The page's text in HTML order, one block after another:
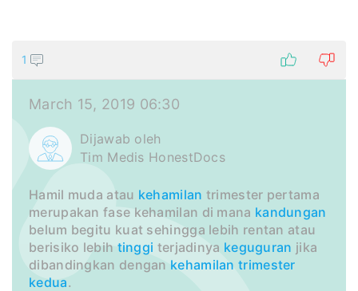
1
March 15, 2019 06:30
Dijawab oleh
Tim Medis HonestDocs
Hamil muda atau kehamilan trimester pertama
merupakan fase kehamilan di mana kandungan
belum begitu kuat sehingga lebih rentan atau
berisiko lebih tinggi terjadinya keguguran jika
dibandingkan dengan kehamilan trimester
kedua.